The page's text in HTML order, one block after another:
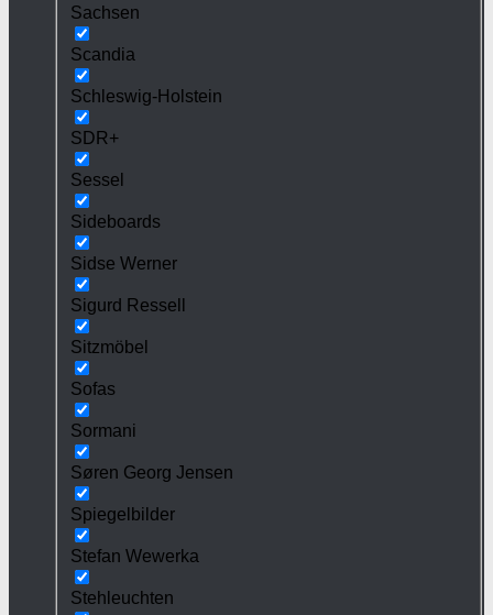
Sachsen
Scandia
Schleswig-Holstein
SDR+
Sessel
Sideboards
Sidse Werner
Sigurd Ressell
Sitzmöbel
Sofas
Sormani
Søren Georg Jensen
Spiegelbilder
Stefan Wewerka
Stehleuchten